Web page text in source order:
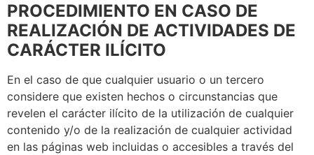
PROCEDIMIENTO EN CASO DE
REALIZACIÓN DE ACTIVIDADES DE
CARÁCTER ILÍCITO
En el caso de que cualquier usuario o un tercero
considere que existen hechos o circunstancias que
revelen el carácter ilícito de la utilización de cualquier
contenido y/o de la realización de cualquier actividad
en las páginas web incluidas o accesibles a través del